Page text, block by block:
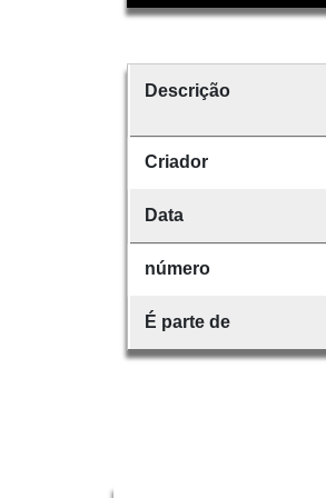
Descrição
Criador
Data
número
É parte de